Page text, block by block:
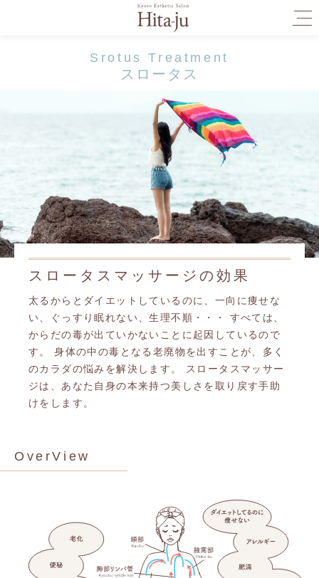
Srotus Treatment
スロータス
スロータスマッサージの効果
太るからとダイエットしているのに、一向に痩せな
い、ぐっすり眠れない、生理不順・・・ すべては、
からだの毒が出ていかないことに起因しているので
す。 身体の中の毒となる老廃物を出すことが、多く
のカラダの悩みを解決します。 スロータスマッサー
ジは、あなた自身の本来持つ美しさを取り戻す手助
けをします。
OverView